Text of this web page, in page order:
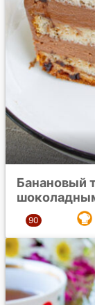
Банановый